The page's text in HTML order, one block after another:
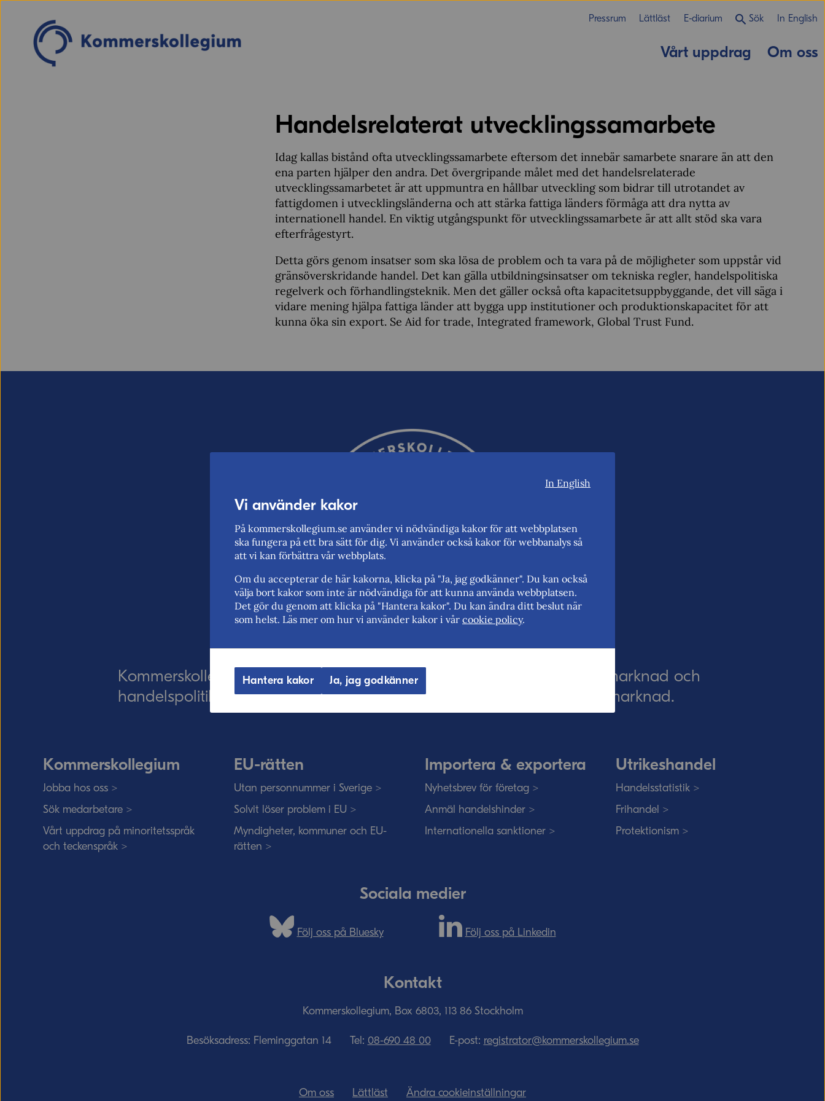
Pressrum Lättläst E-diarium Sök In English
Vårt uppdrag Om oss
Handelsrelaterat utvecklingssamarbete
Idag kallas bistånd ofta utvecklingssamarbete eftersom det innebär samarbete snarare än att den
ena parten hjälper den andra. Det övergripande målet med det handelsrelaterade
utvecklingssamarbetet är att uppmuntra en hållbar utveckling som bidrar till utrotandet av
fattigdomen i utvecklingsländerna och att stärka fattiga länders förmåga att dra nytta av
internationell handel. En viktig utgångspunkt för utvecklingssamarbete är att allt stöd ska vara
efterfrågestyrt.
Detta görs genom insatser som ska lösa de problem och ta vara på de möjligheter som uppstår vid
gränsöverskridande handel. Det kan gälla utbildningsinsatser om tekniska regler, handelspolitiska
regelverk och förhandlingsteknik. Men det gäller också ofta kapacitetsuppbyggande, det vill säga i
vidare mening hjälpa fattiga länder att bygga upp institutioner och produktionskapacitet för att
kunna öka sin export. Se Aid for trade, Integrated framework, Global Trust Fund.
Kommerskollegium – Sveriges myndighet för utrikeshandel, EU:s inre marknad och
handelspolitik. Vi verkar för frihandel och för fri rörlighet på EU:s inre marknad.
Kommerskollegium
Jobba hos oss >
Sök medarbetare >
Vårt uppdrag på minoritetsspråk
och teckenspråk >
EU-rätten
Utan personnummer i Sverige >
Solvit löser problem i EU >
Myndigheter, kommuner och EU-
rätten >
Importera & exportera
Nyhetsbrev för företag >
Anmäl handelshinder >
Internationella sanktioner >
Utrikeshandel
Handelsstatistik >
Frihandel >
Protektionism >
Sociala medier
Följ oss på Bluesky Följ oss på Linkedin
Kontakt
Kommerskollegium, Box 6803, 113 86 Stockholm
Besöksadress: Fleminggatan 14 Tel: 08-690­ 48­ 00 E-post: registrator@kommerskollegium.se
Om oss Lättläst Ändra cookieinställningar
In English
Vi använder kakor
På kommerskollegium.se använder vi nödvändiga kakor för att webbplatsen
ska fungera på ett bra sätt för dig. Vi använder också kakor för webbanalys så
att vi kan förbättra vår webbplats.
Om du accepterar de här kakorna, klicka på "Ja, jag godkänner". Du kan också
välja bort kakor som inte är nödvändiga för att kunna använda webbplatsen.
Det gör du genom att klicka på "Hantera kakor". Du kan ändra ditt beslut när
som helst. Läs mer om hur vi använder kakor i vår cookie policy.
Hantera kakor Ja, jag godkänner